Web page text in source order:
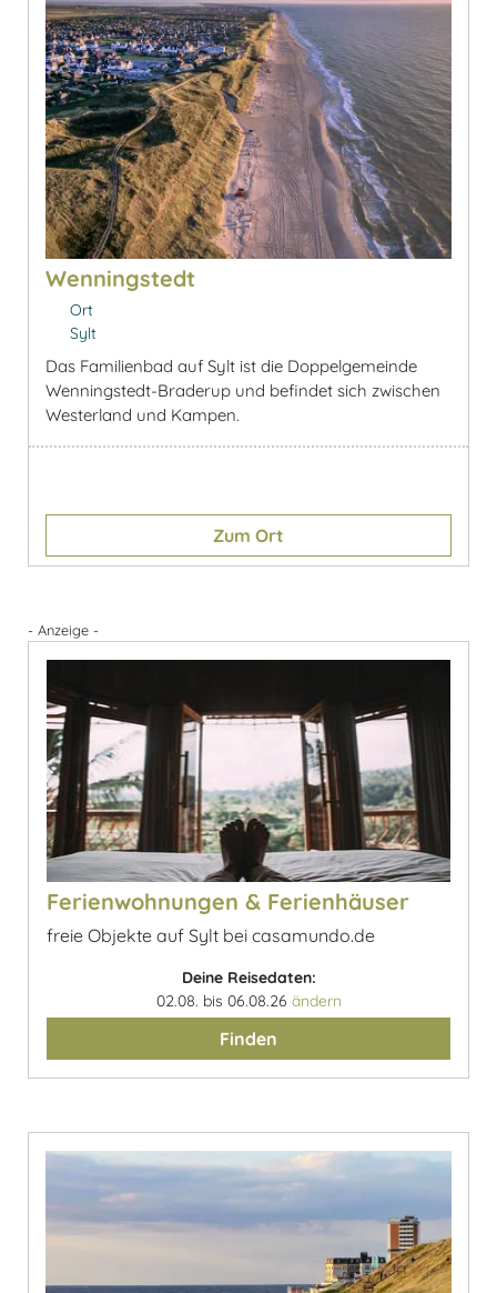
Wenningstedt
Ort
Sylt
Das Familienbad auf Sylt ist die Doppelgemeinde
Wenningstedt-Braderup und befindet sich zwischen
Westerland und Kampen.
Zum Ort
- Anzeige -
Ferienwohnungen & Ferienhäuser
freie Objekte auf Sylt bei casamundo.de
Deine Reisedaten:
02.08. bis 06.08.26 ändern
Finden